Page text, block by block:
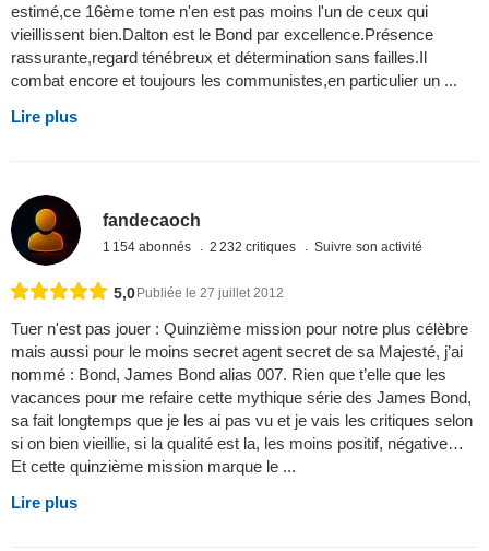
estimé,ce 16ème tome n'en est pas moins l'un de ceux qui
vieillissent bien.Dalton est le Bond par excellence.Présence
rassurante,regard ténébreux et détermination sans failles.Il
combat encore et toujours les communistes,en particulier un ...
Lire plus
fandecaoch
1 154 abonnés 2 232 critiques Suivre son activité
5,0Publiée le 27 juillet 2012
Tuer n'est pas jouer : Quinzième mission pour notre plus célèbre
mais aussi pour le moins secret agent secret de sa Majesté, j’ai
nommé : Bond, James Bond alias 007. Rien que t’elle que les
vacances pour me refaire cette mythique série des James Bond,
sa fait longtemps que je les ai pas vu et je vais les critiques selon
si on bien vieillie, si la qualité est la, les moins positif, négative…
Et cette quinzième mission marque le ...
Lire plus